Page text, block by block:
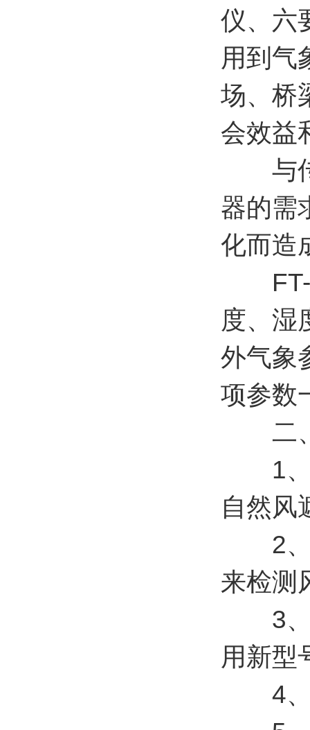
仪、六
用到气
场、桥
会效益
与传
器的需
化而造
FT-
度、湿
外气象
项参数
二、
1、
自然风
2、
来检测
3、
用新型
4、